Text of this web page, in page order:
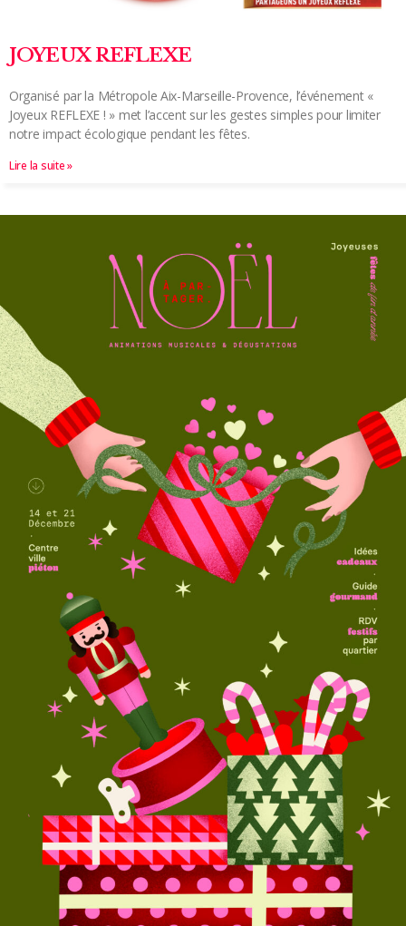
JOYEUX REFLEXE
Organisé par la Métropole Aix-Marseille-Provence, l’événement «
Joyeux REFLEXE ! » met l’accent sur les gestes simples pour limiter
notre impact écologique pendant les fêtes.
Lire la suite »